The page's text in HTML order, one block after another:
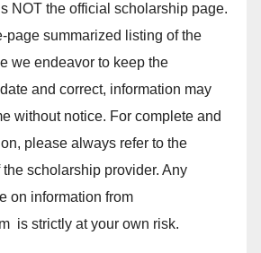
NOT the official scholarship page.
page summarized listing of the
we endeavor to keep the
and correct, information may
without notice. For complete and
please always refer to the
scholarship provider. Any
on information from
is strictly at your own risk.